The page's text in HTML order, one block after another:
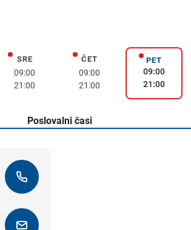
SREsreda
09:00
21:00
ČETčetrtek
09:00
21:00
PETpetek
09:00
21:00
Poslovalni časi